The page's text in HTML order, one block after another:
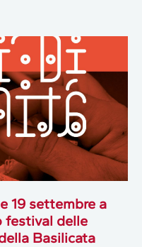
19 settembre a
festival delle
Basilicata